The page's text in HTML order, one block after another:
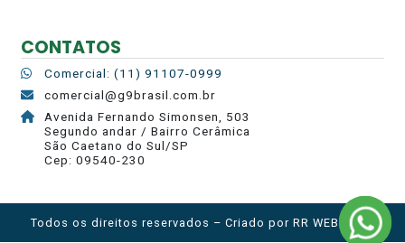
CONTATOS
Comercial: (11) 91107-0999
comercial@g9brasil.com.br
Avenida Fernando Simonsen, 503
Segundo andar / Bairro Cerâmica
São Caetano do Sul/SP
Cep: 09540-230
Todos os direitos reservados – Criado por RR WEB HOST